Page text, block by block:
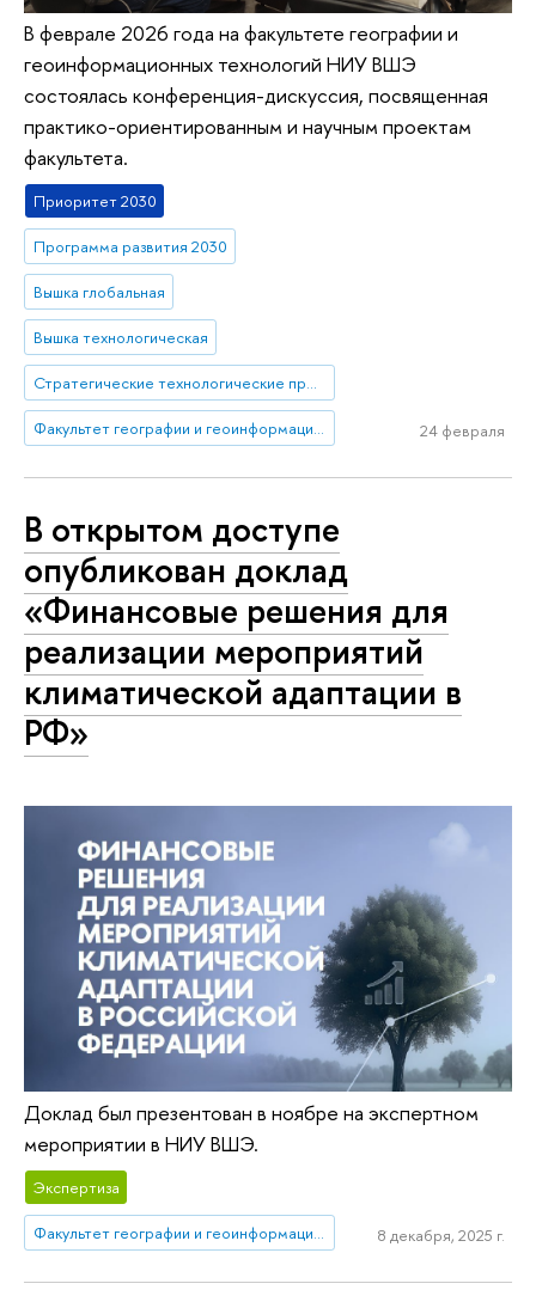
В феврале 2026 года на факультете географии и
геоинформационных технологий НИУ ВШЭ
состоялась конференция-дискуссия, посвященная
практико-ориентированным и научным проектам
факультета.
Приоритет 2030
Программа развития 2030
Вышка глобальная
Вышка технологическая
Стратегические технологические проекты
24 февраля
В открытом доступе
опубликован доклад
«Финансовые решения для
реализации мероприятий
климатической адаптации в
РФ»
Доклад был презентован в ноябре на экспертном
мероприятии в НИУ ВШЭ.
Экспертиза
8 декабря, 2025 г.